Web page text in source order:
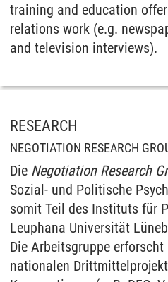
training and education
relations work (e.g.
and television interviews).
RESEARCH
NEGOTIATION RESEARCH
Die Negotiation Research
Sozial- und Politische
somit Teil des Instituts für
Leuphana Universität
Die Arbeitsgruppe erforscht
nationalen